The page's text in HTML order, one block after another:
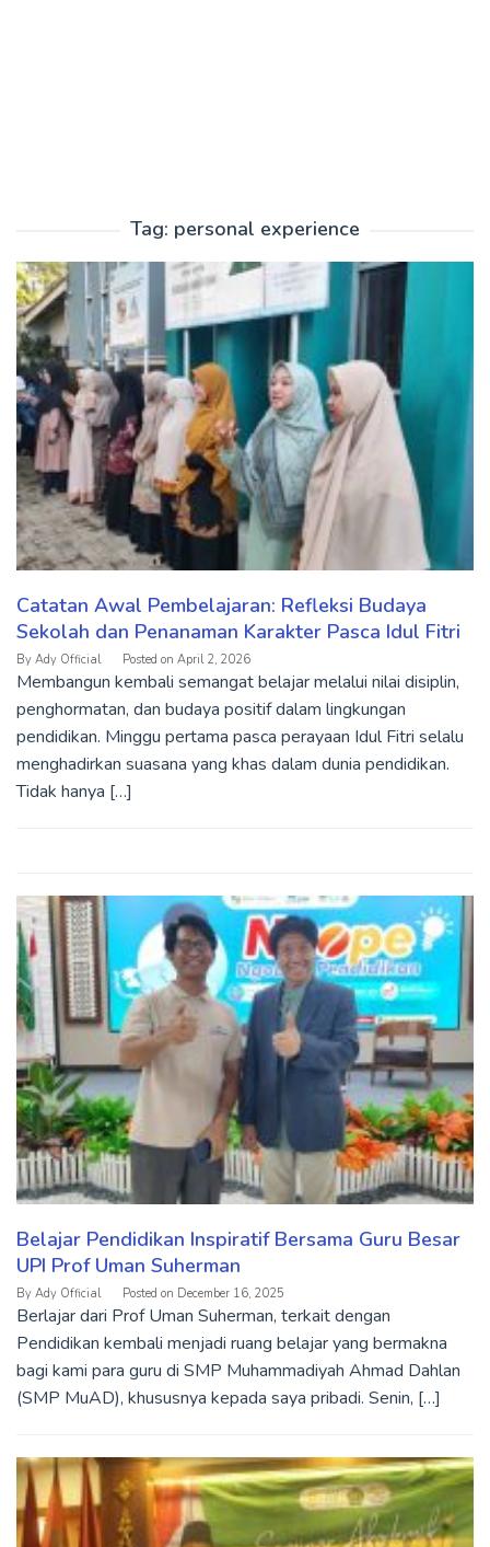
Tag: personal experience
Catatan Awal Pembelajaran: Refleksi Budaya
Sekolah dan Penanaman Karakter Pasca Idul Fitri
By Ady Official Posted on April 2, 2026
Membangun kembali semangat belajar melalui nilai disiplin,
penghormatan, dan budaya positif dalam lingkungan
pendidikan. Minggu pertama pasca perayaan Idul Fitri selalu
menghadirkan suasana yang khas dalam dunia pendidikan.
Tidak hanya […]
Belajar Pendidikan Inspiratif Bersama Guru Besar
UPI Prof Uman Suherman
By Ady Official Posted on December 16, 2025
Berlajar dari Prof Uman Suherman, terkait dengan
Pendidikan kembali menjadi ruang belajar yang bermakna
bagi kami para guru di SMP Muhammadiyah Ahmad Dahlan
(SMP MuAD), khususnya kepada saya pribadi. Senin, […]